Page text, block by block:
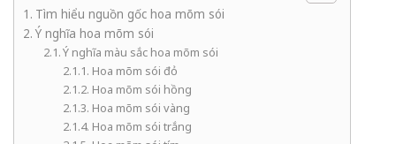
Tìm hiểu nguồn gốc hoa mõm sói
Ý nghĩa hoa mõm sói
Ý nghĩa màu sắc hoa mõm sói
Hoa mõm sói đỏ
Hoa mõm sói hồng
Hoa mõm sói vàng
Hoa mõm sói trắng